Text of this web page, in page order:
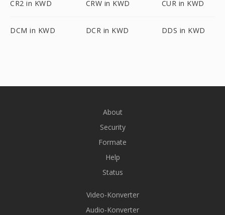
CR2 in KWD CRW in KWD CUR in KWD
DCM in KWD DCR in KWD DDS in KWD
About
Security
Formate
Help
Status
Video-Konverter
Audio-Konverter